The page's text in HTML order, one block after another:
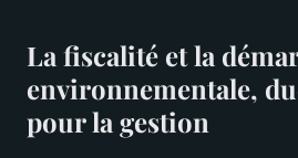
La fiscalité et la
environnementale,
pour la gestion